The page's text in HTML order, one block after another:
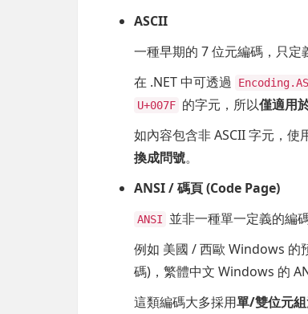
ASCII
一種早期的 7 位元編碼，只定
在 .NET 中可透過
U+007F 的字元，所以僅適用
如內容包含非 ASCII 字元，使
換成問號。
ANSI / 碼頁 (Code Page)
ANSI 並非一種單一定義的編
例如 美國 / 西歐 Windows 的
碼)，繁體中文 Windows 的
這類編碼大多採用單/雙位元組